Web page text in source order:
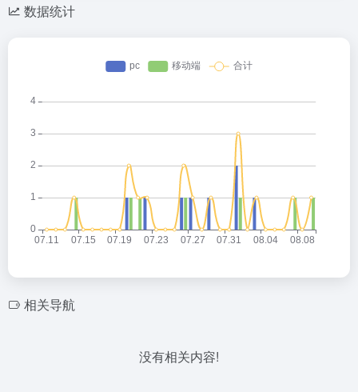
数据统计
相关导航
没有相关内容!